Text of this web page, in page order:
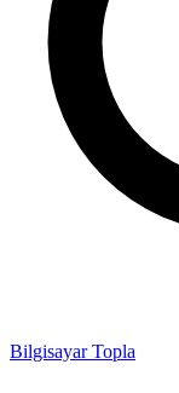
Bilgisayar Topla